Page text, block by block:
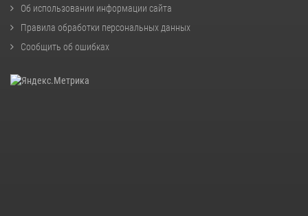
Об использовании информации сайта
Правила обработки персональных данных
Сообщить об ошибках